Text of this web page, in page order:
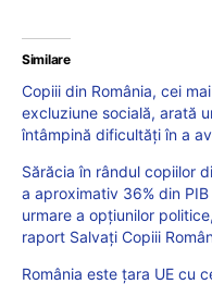
Similare
Copiii din România, cei
excluziune socială, arată
întâmpină dificultăţi în a
Sărăcia în rândul copiilor
a aproximativ 36% din
urmare a opțiunilor
raport Salvați Copiii
România este țara UE cu